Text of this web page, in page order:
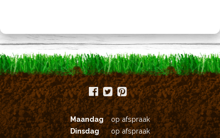
worden
op
productpagina
Maandag
op afspraak
Dinsdag
op afspraak